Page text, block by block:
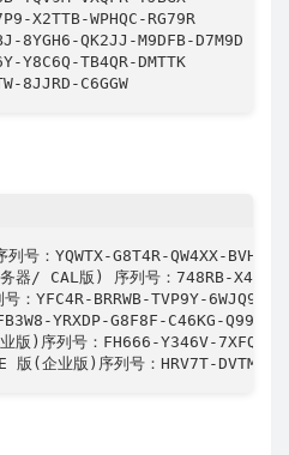
X2TTB-WPHQC-RG79R
QK2JJ-M9DFB-D7M9D
Y8C6Q-TB4QR-DMTTK
号：YQWTX-G8T4R-QW4XX-BVH62-
器/ CAL版) 序列号：748RB-X4T6B-
：YFC4R-BRRWB-TVP9Y-6WJQ9-
YRXDP-G8F8F-C46KG-Q998F
版)序列号：FH666-Y346V-7XFQ3-